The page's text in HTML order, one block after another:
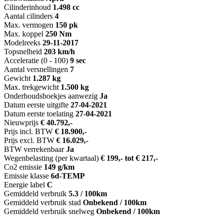
Cilinderinhoud 1.498 cc
Aantal cilinders 4
Max. vermogen 150 pk
Max. koppel 250 Nm
Modelreeks 29-11-2017
Topsnelheid 203 km/h
Acceleratie (0 - 100) 9 sec
Aantal versnellingen 7
Gewicht 1.287 kg
Max. trekgewicht 1.500 kg
Onderhoudsboekjes aanwezig Ja
Datum eerste uitgifte 27-04-2021
Datum eerste toelating 27-04-2021
Nieuwprijs € 40.792,-
Prijs incl. BTW € 18.900,-
Prijs excl. BTW € 16.029,-
BTW verrekenbaar Ja
Wegenbelasting (per kwartaal) € 199,- tot € 217,-
Co2 emissie 149 g/km
Emissie klasse 6d-TEMP
Energie label C
Gemiddeld verbruik 5.3 / 100km
Gemiddeld verbruik stad Onbekend / 100km
Gemiddeld verbruik snelweg Onbekend / 100km